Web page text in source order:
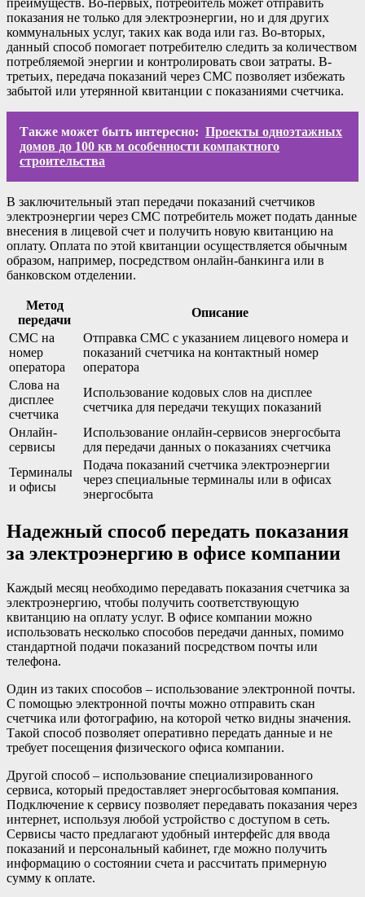
показания не только для электроэнергии, но и для других
коммунальных услуг, таких как вода или газ. Во-вторых,
данный способ помогает потребителю следить за количеством
потребляемой энергии и контролировать свои затраты. В-
третьих, передача показаний через СМС позволяет избежать
забытой или утерянной квитанции с показаниями счетчика.
Также может быть интересно: Проекты одноэтажных
домов до 100 кв м особенности компактного
строительства
В заключительный этап передачи показаний счетчиков
электроэнергии через СМС потребитель может подать данные
внесения в лицевой счет и получить новую квитанцию на
оплату. Оплата по этой квитанции осуществляется обычным
образом, например, посредством онлайн-банкинга или в
банковском отделении.
Метод
передачи
Описание
СМС на
номер
оператора
Отправка СМС с указанием лицевого номера и
показаний счетчика на контактный номер
оператора
Слова на
дисплее
счетчика
Использование кодовых слов на дисплее
счетчика для передачи текущих показаний
Онлайн-
сервисы
Использование онлайн-сервисов энергосбыта
для передачи данных о показаниях счетчика
Терминалы
и офисы
Подача показаний счетчика электроэнергии
через специальные терминалы или в офисах
энергосбыта
Надежный способ передать показания
за электроэнергию в офисе компании
Каждый месяц необходимо передавать показания счетчика за
электроэнергию, чтобы получить соответствующую
квитанцию на оплату услуг. В офисе компании можно
использовать несколько способов передачи данных, помимо
стандартной подачи показаний посредством почты или
телефона.
Один из таких способов – использование электронной почты.
С помощью электронной почты можно отправить скан
счетчика или фотографию, на которой четко видны значения.
Такой способ позволяет оперативно передать данные и не
требует посещения физического офиса компании.
Другой способ – использование специализированного
сервиса, который предоставляет энергосбытовая компания.
Подключение к сервису позволяет передавать показания через
интернет, используя любой устройство с доступом в сеть.
Сервисы часто предлагают удобный интерфейс для ввода
показаний и персональный кабинет, где можно получить
информацию о состоянии счета и рассчитать примерную
сумму к оплате.